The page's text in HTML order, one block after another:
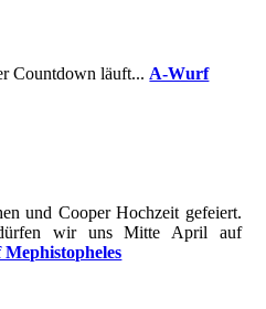
Countdown läuft... A-Wurf
und Cooper Hochzeit gefeiert.
wir uns Mitte April auf